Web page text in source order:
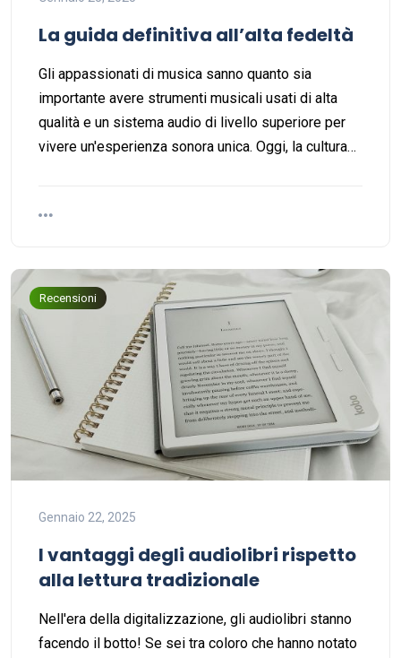
La guida definitiva all’alta fedeltà
Gli appassionati di musica sanno quanto sia
importante avere strumenti musicali usati di alta
qualità e un sistema audio di livello superiore per
vivere un'esperienza sonora unica. Oggi, la cultura…
Recensioni
Gennaio 22, 2025
I vantaggi degli audiolibri rispetto
alla lettura tradizionale
Nell'era della digitalizzazione, gli audiolibri stanno
facendo il botto! Se sei tra coloro che hanno notato